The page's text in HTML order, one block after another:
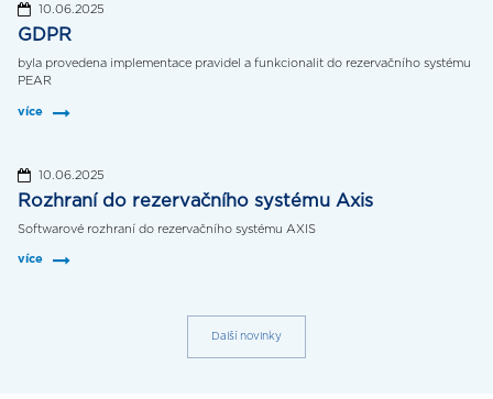
10.06.2025
GDPR
byla provedena implementace pravidel a funkcionalit do rezervačního systému
PEAR
více
10.06.2025
Rozhraní do rezervačního systému Axis
Softwarové rozhraní do rezervačního systému AXIS
více
Další novinky